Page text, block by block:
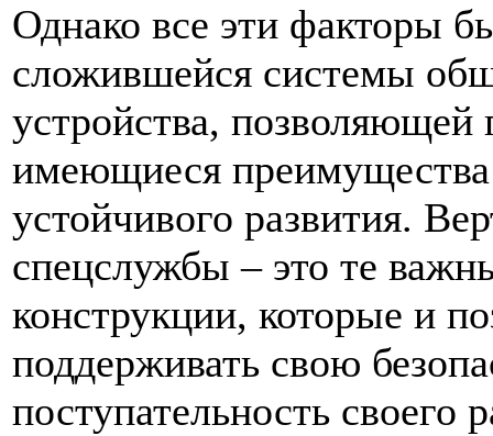
Однако все эти факторы
сложившейся системы
устройства, позволяющей
имеющиеся преимущества
устойчивого развития.
спецслужбы – это те
конструкции, которые и
поддерживать свою
поступательность своего